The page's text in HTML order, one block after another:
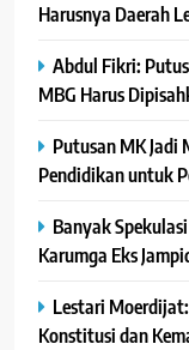
Harusnya Daerah
Abdul Fikri:
MBG Harus
Putusan MK
Pendidikan untuk
Banyak
Karumga Eks
Lestari
Konstitusi dan